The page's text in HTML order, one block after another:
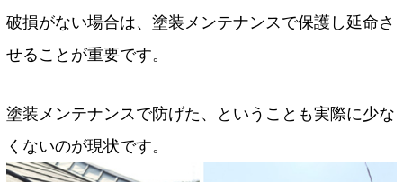
破損がない場合は、塗装メンテナンスで保護し延命さ
せることが重要です。
塗装メンテナンスで防げた、ということも実際に少な
くないのが現状です。